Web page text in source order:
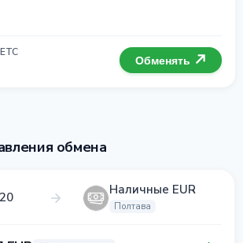
Обменять
обмена
Наличные EUR
Полтава